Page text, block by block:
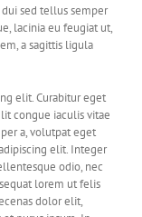
sed tellus semper
lacinia eu feugiat ut,
a sagittis ligula
elit. Curabitur eget
congue iaculis vitae
a, volutpat eget
elit. Integer
odio, nec
lorem ut felis
dolor elit,